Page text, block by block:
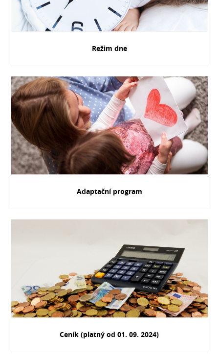
Režim dne
Adaptační program
Ceník (platný od 01. 09. 2024)